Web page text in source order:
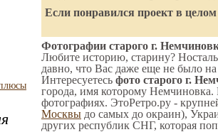
Если понравился проект в
Фотографии старого г.
Любите историю, старину?
давно, что Вас даже еще не было на
Интересуетесь фото старого г.
города, имя которому Немчиновка.
фотографиях. ЭтоРетро.ру -
Москвы до самых до окраин),
других республик СНГ, которая